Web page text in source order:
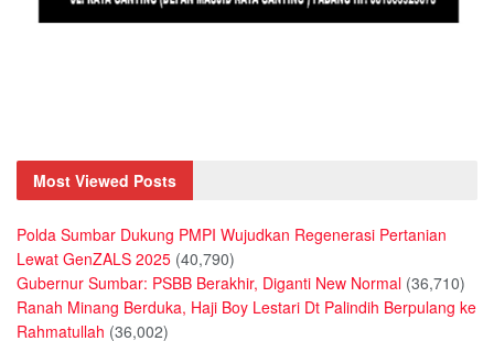
Most Viewed Posts
Polda Sumbar Dukung PMPI Wujudkan Regenerasi Pertanian
Lewat GenZALS 2025 (40,790)
Gubernur Sumbar: PSBB Berakhir, Diganti New Normal (36,710)
Ranah Minang Berduka, Haji Boy Lestari Dt Palindih Berpulang ke
Rahmatullah (36,002)